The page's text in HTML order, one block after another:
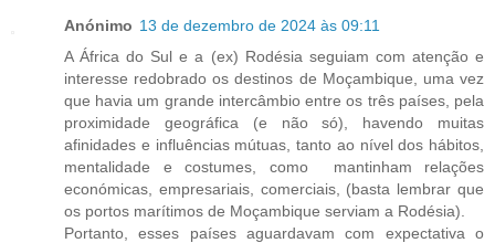
Anónimo 13 de dezembro de 2024 às 09:11
A África do Sul e a (ex) Rodésia seguiam com atenção e
interesse redobrado os destinos de Moçambique, uma vez
que havia um grande intercâmbio entre os três países, pela
proximidade geográfica (e não só), havendo muitas
afinidades e influências mútuas, tanto ao nível dos hábitos,
mentalidade e costumes, como mantinham relações
económicas, empresariais, comerciais, (basta lembrar que
os portos marítimos de Moçambique serviam a Rodésia).
Portanto, esses países aguardavam com expectativa o